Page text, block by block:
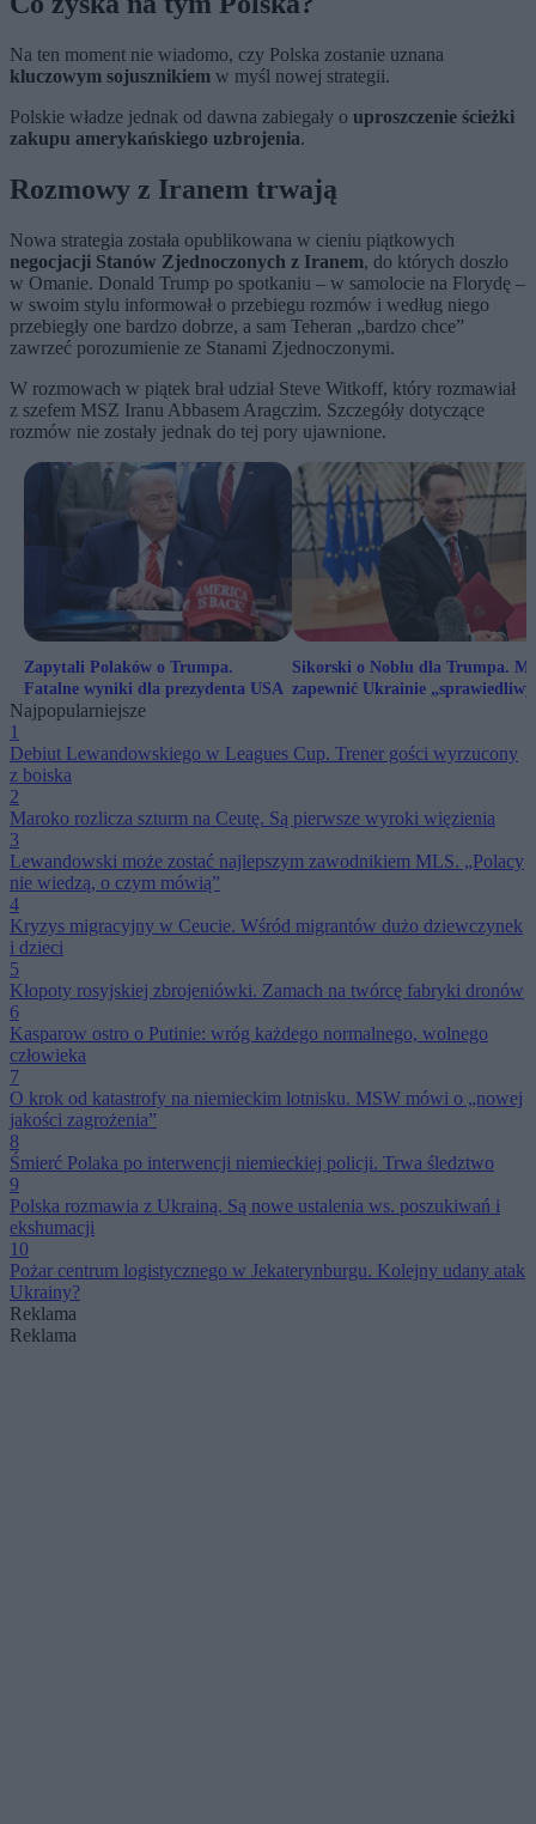
Na ten moment nie wiadomo, czy Polska zostanie uznana
kluczowym sojusznikiem w myśl nowej strategii.
Polskie władze jednak od dawna zabiegały o uproszczenie ścieżki
zakupu amerykańskiego uzbrojenia.
Rozmowy z Iranem trwają
Nowa strategia została opublikowana w cieniu piątkowych
negocjacji Stanów Zjednoczonych z Iranem, do których doszło
w Omanie. Donald Trump po spotkaniu – w samolocie na Florydę –
w swoim stylu informował o przebiegu rozmów i według niego
przebiegły one bardzo dobrze, a sam Teheran „bardzo chce”
zawrzeć porozumienie ze Stanami Zjednoczonymi.
W rozmowach w piątek brał udział Steve Witkoff, który rozmawiał
z szefem MSZ Iranu Abbasem Aragczim. Szczegóły dotyczące
rozmów nie zostały jednak do tej pory ujawnione.
Zapytali Polaków o Trumpa.
Fatalne wyniki dla prezydenta USA
Sikorski o Noblu dla Trumpa.
zapewnić Ukrainie „sprawiedliwy
Najpopularniejsze
1
Debiut Lewandowskiego w Leagues Cup. Trener gości wyrzucony
z boiska
2
Maroko rozlicza szturm na Ceutę. Są pierwsze wyroki więzienia
3
Lewandowski może zostać najlepszym zawodnikiem MLS. „Polacy
nie wiedzą, o czym mówią”
4
Kryzys migracyjny w Ceucie. Wśród migrantów dużo dziewczynek
i dzieci
5
Kłopoty rosyjskiej zbrojeniówki. Zamach na twórcę fabryki dronów
6
Kasparow ostro o Putinie: wróg każdego normalnego, wolnego
człowieka
7
O krok od katastrofy na niemieckim lotnisku. MSW mówi o „nowej
jakości zagrożenia”
8
Śmierć Polaka po interwencji niemieckiej policji. Trwa śledztwo
9
Polska rozmawia z Ukrainą. Są nowe ustalenia ws. poszukiwań i
ekshumacji
10
Pożar centrum logistycznego w Jekaterynburgu. Kolejny udany atak
Ukrainy?
Reklama
Reklama